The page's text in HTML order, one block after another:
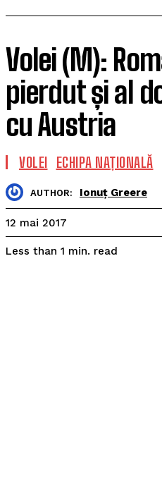
Volei (M):
pierdut și al
cu Austria
VOLEI ECHIPA NAȚIONALĂ
AUTHOR: Ionuț Greere
12 mai 2017
Less than 1 min. read